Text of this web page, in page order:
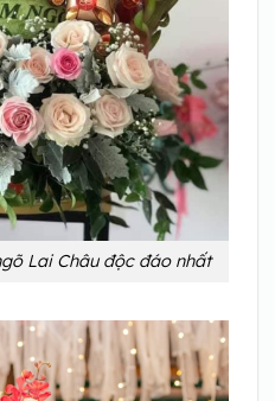
Lai Châu độc đáo nhất